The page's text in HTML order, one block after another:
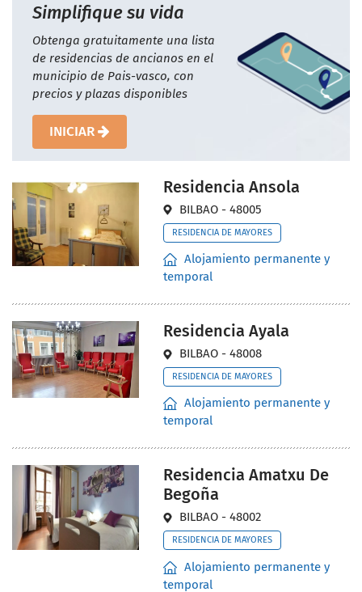
Simplifique su vida
Obtenga gratuitamente una lista
de residencias de ancianos en el
municipio de Pais-vasco, con
precios y plazas disponibles
INICIAR
Residencia Ansola
BILBAO - 48005
RESIDENCIA DE MAYORES
Alojamiento permanente y
temporal
Residencia Ayala
BILBAO - 48008
RESIDENCIA DE MAYORES
Alojamiento permanente y
temporal
Residencia Amatxu De
Begoña
BILBAO - 48002
RESIDENCIA DE MAYORES
Alojamiento permanente y
temporal